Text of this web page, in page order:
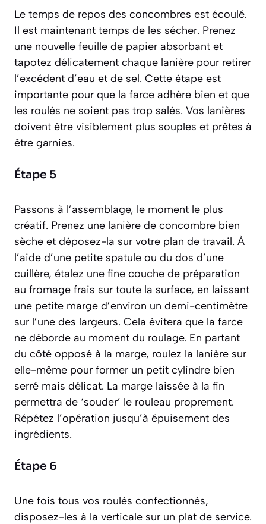
Le temps de repos des concombres est écoulé.
Il est maintenant temps de les sécher. Prenez
une nouvelle feuille de papier absorbant et
tapotez délicatement chaque lanière pour retirer
l’excédent d’eau et de sel. Cette étape est
importante pour que la farce adhère bien et que
les roulés ne soient pas trop salés. Vos lanières
doivent être visiblement plus souples et prêtes à
être garnies.
Étape 5
Passons à l’assemblage, le moment le plus
créatif. Prenez une lanière de concombre bien
sèche et déposez-la sur votre plan de travail. À
l’aide d’une petite spatule ou du dos d’une
cuillère, étalez une fine couche de préparation
au fromage frais sur toute la surface, en laissant
une petite marge d’environ un demi-centimètre
sur l’une des largeurs. Cela évitera que la farce
ne déborde au moment du roulage. En partant
du côté opposé à la marge, roulez la lanière sur
elle-même pour former un petit cylindre bien
serré mais délicat. La marge laissée à la fin
permettra de ‘souder’ le rouleau proprement.
Répétez l’opération jusqu’à épuisement des
ingrédients.
Étape 6
Une fois tous vos roulés confectionnés,
disposez-les à la verticale sur un plat de service.